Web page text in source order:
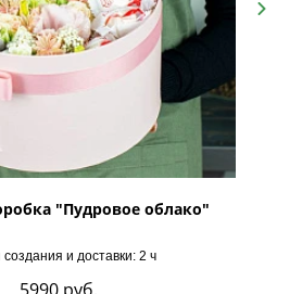
"Пудровое облако"
и доставки: 2 ч